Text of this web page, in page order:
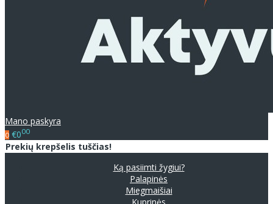
Mano paskyra
0 €000
Prekių krepšelis tuščias!
Ką pasiimti žygiui?
Palapinės
Miegmaišiai
Kuprinės